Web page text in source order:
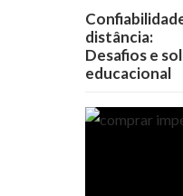
distância:
Desafios e
educacional